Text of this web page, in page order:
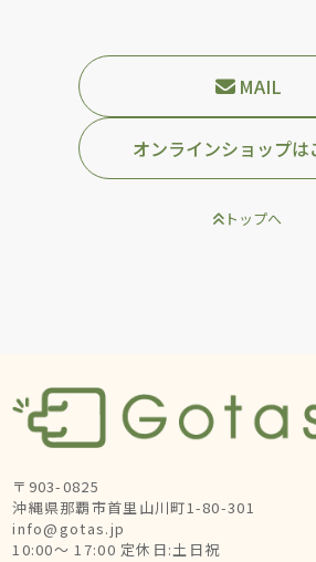
MAIL
オンラインショップは
トップへ
〒903-0825
沖縄県那覇市首里山川町1-80-301
info@gotas.jp
10:00～ 17:00 定休日:土日祝